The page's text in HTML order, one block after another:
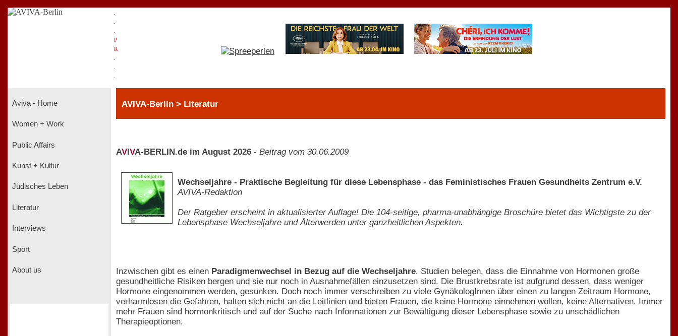
P
R
Aviva - Home
Women + Work
Public Affairs
Kunst + Kultur
Jüdisches Leben
Literatur
Interviews
Sport
About us
AVIVA-Berlin > Literatur
AV VA-BERLIN.de im August 2026 - Beitrag vom 30.06.2009
Wechseljahre - Praktische Begleitung für diese Lebensphase - das Feministisches Frauen Gesundheits Zentrum e.V.
AVIVA-Redaktion
Der Ratgeber erscheint in aktualisierter Auflage! Die 104-seitige, pharma-unabhängige Broschüre bietet das Wichtigste zu der
Lebensphase Wechseljahre und Älterwerden unter ganzheitlichen Aspekten.
Inzwischen gibt es einen Paradigmenwechsel in Bezug auf die Wechseljahre. Studien belegen, dass die Einnahme von Hormonen große
gesundheitliche Risiken bergen und sie nur noch in Ausnahmefällen einzusetzen sind. Die Brustkrebsrate ist aufgrund dessen, dass weniger
Hormone eingenommen werden, gesunken. Doch noch immer verschreiben zu viele GynäkologInnen über einen zu langen Zeitraum Hormone,
verharmlosen die Gefahren, halten sich nicht an die Leitlinien und bieten Frauen, die keine Hormone einnehmen wollen, keine Alternativen. Immer
mehr Frauen sind hormonkritisch und auf der Suche nach Informationen zur Bewältigung dieser Lebensphase sowie zu unschädlichen
Therapieoptionen.